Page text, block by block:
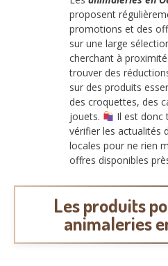
proposent
promotions et des
sur une large
cherchant à
trouver des
sur des produits
des croquettes, des
jouets.
Il est donc
vérifier les actualités
locales pour ne rien
offres disponibles
Les produits
animaleries